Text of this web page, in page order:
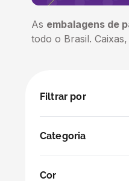
As embalagens de
todo o Brasil.
Filtrar por
Categoria
Cor